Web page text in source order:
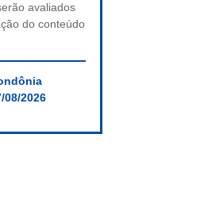
avaliados
do conteúdo
08/2026